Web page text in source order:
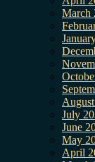
March
July
June
May
April